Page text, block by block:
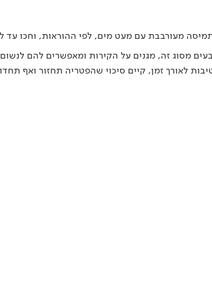
מעורבבת עם מעט מים, לפי ההוראות, וחכו
מסוג זה, מגנים על הקירות ומאפשרים להם
לאורך זמן, קיים סיכוי שהפטריה תחזור ואף